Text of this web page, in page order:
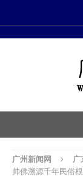
广州新闻网 广
帅佛溯源千年民俗